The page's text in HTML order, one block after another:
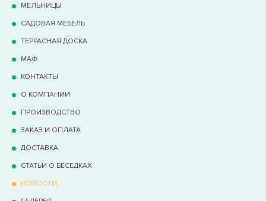
МЕЛЬНИЦЫ
САДОВАЯ МЕБЕЛЬ
ТЕРРАCНАЯ ДОСКА
МАФ
КОНТАКТЫ
О КОМПАНИИ
ПРОИЗВОДСТВО
ЗАКАЗ И ОПЛАТА
ДОСТАВКА
СТАТЬИ О БЕСЕДКАХ
НОВОСТИ